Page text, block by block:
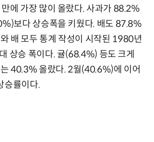
에 가장 많이 올랐다. 사과가 88.2%
보다 상승폭을 키웠다. 배도 87.8%
배 모두 통계 작성이 시작된 1980년
상승 폭이다. 귤(68.4%) 등도 크게
40.3% 올랐다. 2월(40.6%)에 이어
승률이다.